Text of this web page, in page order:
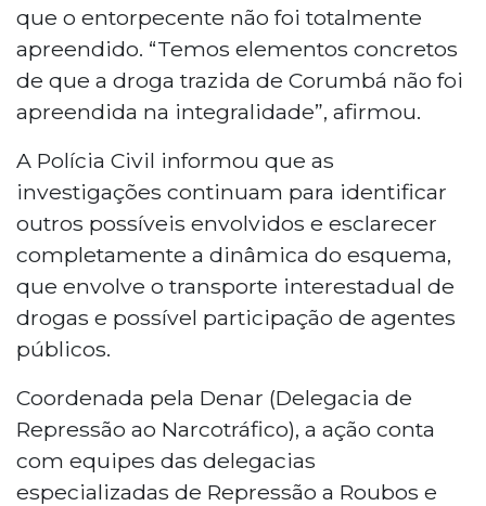
que o entorpecente não foi totalmente
apreendido. “Temos elementos concretos
de que a droga trazida de Corumbá não foi
apreendida na integralidade”, afirmou.
A Polícia Civil informou que as
investigações continuam para identificar
outros possíveis envolvidos e esclarecer
completamente a dinâmica do esquema,
que envolve o transporte interestadual de
drogas e possível participação de agentes
públicos.
Coordenada pela Denar (Delegacia de
Repressão ao Narcotráfico), a ação conta
com equipes das delegacias
especializadas de Repressão a Roubos e